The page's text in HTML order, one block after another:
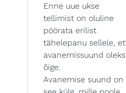
Enne uue ukse
tellimist on oluline
pöörata erilist
tähelepanu sellele, et
avanemissuund oleks
õige.
Avanemise suund on